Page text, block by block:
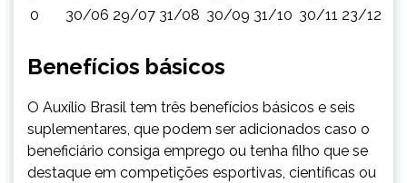
0
30/06 29/07 31/08 30/09 31/10 30/11 23/12
Benefícios básicos
O Auxílio Brasil tem três benefícios básicos e seis
suplementares, que podem ser adicionados caso o
beneficiário consiga emprego ou tenha filho que se
destaque em competições esportivas, científicas ou